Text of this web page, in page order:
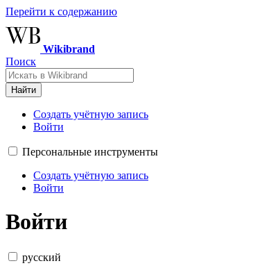
Перейти к содержанию
Wikibrand
Поиск
Найти
Создать учётную запись
Войти
Персональные инструменты
Создать учётную запись
Войти
Войти
русский